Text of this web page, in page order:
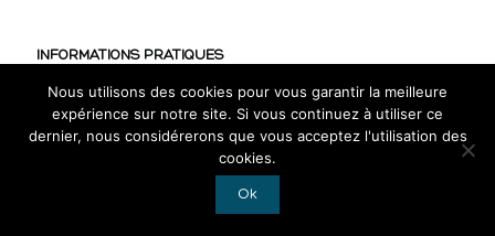
INFORMATIONS PRATIQUES
CGV
Mentions légales
Nous utilisons des cookies pour vous garantir la meilleure
expérience sur notre site. Si vous continuez à utiliser ce
dernier, nous considérerons que vous acceptez l'utilisation des
cookies.
Ok